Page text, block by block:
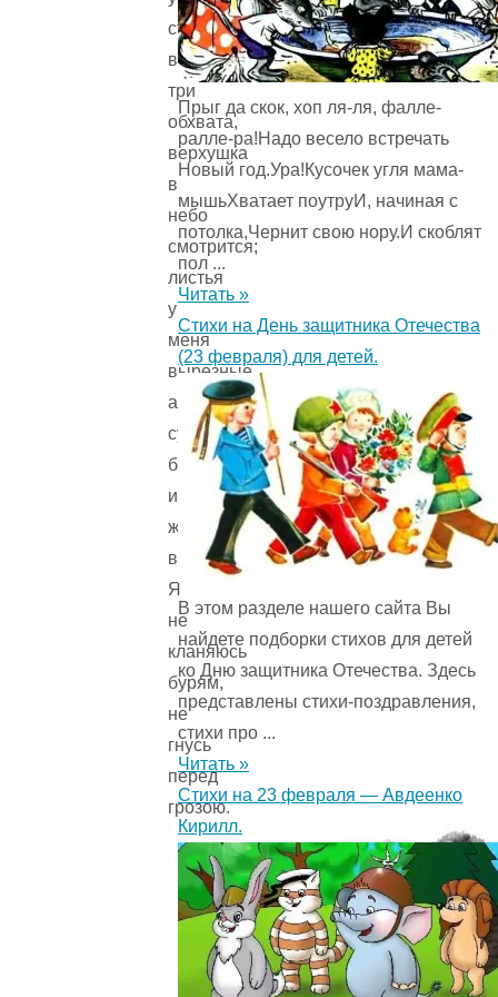
ствол
в
три
обхвата,
верхушка
в
небо
смотрится;
листья
у
меня
вырезные,
а
сучья
будто
из
железа
вылиты.
Я
не
кланяюсь
бурям,
не
гнусь
перед
грозою.
Прыг да скок, хоп ля-ля, фалле-
ралле-ра!Надо весело встречать
Новый год.Ура!Кусочек угля мама-
мышьХватает поутруИ, начиная с
потолка,Чернит свою нору.И скоблят
пол ...
Читать »
Стихи на День защитника Отечества
(23 февраля) для детей.
В этом разделе нашего сайта Вы
найдете подборки стихов для детей
ко Дню защитника Отечества. Здесь
представлены стихи-поздравления,
стихи про ...
Читать »
Стихи на 23 февраля — Авдеенко
Кирилл.